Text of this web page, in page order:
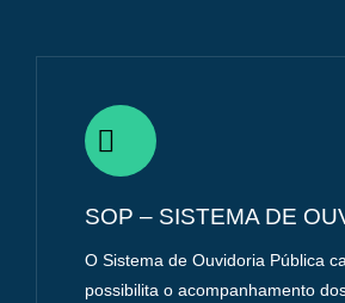
SOP – SISTEMA DE
O Sistema de Ouvidoria Pública
possibilita o acompanhamento